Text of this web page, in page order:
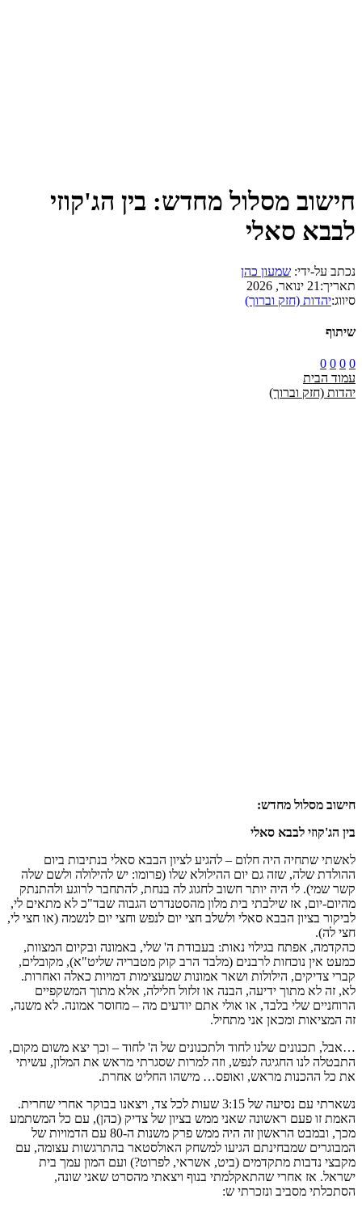
חישוב מסלול מחדש: בין הג'קוזי
לבבא סאלי
נכתב על-ידי: שמעון כהן
תאריך: 21 ינואר, 2026
סיווג:יהדות (חזק וברוך)
שיתוף
0
0
0
0
עמוד הבית
יהדות (חזק וברוך)
חישוב מסלול מחדש:
בין הג'קוזי לבבא סאלי
לאשתי שתחיה היה חלום – להגיע לציון הבבא סאלי בנתיבות ביום
ההולדת שלה, שזה גם יום ההילולא שלו (פרומו: יש להילולה ולשם שלה
קשר שמי). לי היה יותר חשוב לחגוג לה בנחת, להתחבר לרוגע ולהתנתק
מהיום-יום, אז שילבתי בית מלון מהסטנדרט הגבוה שבד"כ לא מתאים לי,
לביקור בציון הבבא סאלי ולשלב חצי יום לנפש וחצי יום לנשמה (או חצי לי,
חצי לה).
כהקדמה, אפתח בגילוי נאות: בעבודת ה' שלי, באמונה ובקיום המצוות,
כמעט אין נוכחות לרבנים (מלבד הרב קוק מטבריה שליט"א), מקובלים,
קברי צדיקים, הילולות ושאר אמונות שמעצימות דמויות כאלה ואחרות.
לא, זה לא מתוך ידיעה, הבנה או זלזול חלילה, אלא מתוך המשקפיים
הרוחניים שלי בלבד, או אולי אתם יודעים מה – מחוסר אמונה. לא משנה,
זה המציאות ומכאן אני מתחיל.
…אבל, תכנונים שלנו לחוד ולתכנונים של ה' לחוד – וכך יצא משום מקום,
התבטלה לנו החגיגה לנפש, וזה למרות שסגרתי מראש את המלון, עשיתי
את כל ההכנות מראש, ואופס… מישהו החליט אחרת.
נשארתי עם נסיעה של 3:15 שעות לכל צד, ויצאנו בבוקר אחרי שחרית.
האמת זו פעם ראשונה שאני ממש בציון של צדיק (כהן), עם כל המשתמע
מכך, ובמבט הראשון זה היה ממש פרק משנות ה-80 עם הדמויות של
המבוגרים שמבחינתם הגיעו למשחק האולסטאר בהתרגשות עצומה, עם
מקבצי נדבות מתקדמים (ביט, אשראי, לפרוט?) ועם המון עמך בית
ישראל. אז אחרי שהתאקלמתי בנוף ויצאתי מהסרט שאני שונה,
הסתכלתי מסביב ונזכרתי ש: